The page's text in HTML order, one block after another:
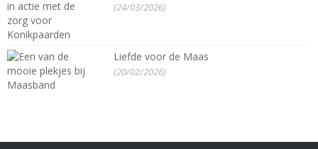
(24/03/2026)
Liefde voor de Maas
(20/02/2026)